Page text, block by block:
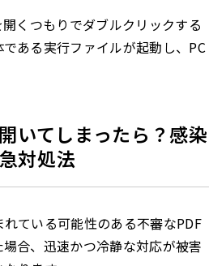
くつもりでダブルクリックする
ある実行ファイルが起動し、PC
いてしまったら？感染
対処法
ている可能性のある不審なPDF
合、迅速かつ冷静な対応が被害